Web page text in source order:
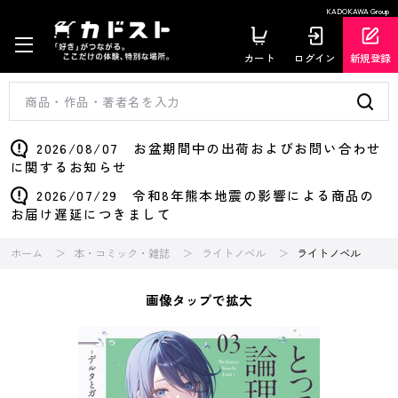
KADOKAWA Group
カート ログイン 新規登録
2026/08/07 お盆期間中の出荷およびお問い合わせ
に関するお知らせ
2026/07/29 令和8年熊本地震の影響による商品の
お届け遅延につきまして
ホーム 本・コミック・雑誌 ライトノベル ライトノベル
画像タップで拡大